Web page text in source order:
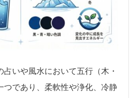
いや風水において五行（木・
つであり、柔軟性や浄化、冷静